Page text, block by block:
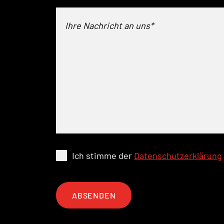
Ich stimme der Datenschutzerklärung
ABSENDEN